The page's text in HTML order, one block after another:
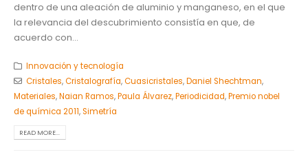
dentro de una aleación de aluminio y manganeso, en el que
la relevancia del descubrimiento consistía en que, de
acuerdo con...
Innovación y tecnología
Cristales,Cristalografía,Cuasicristales,Daniel Shechtman,
Materiales,Naian Ramos,Paula Álvarez,Periodicidad,Premio nobel
de química 2011,Simetría
READ MORE...